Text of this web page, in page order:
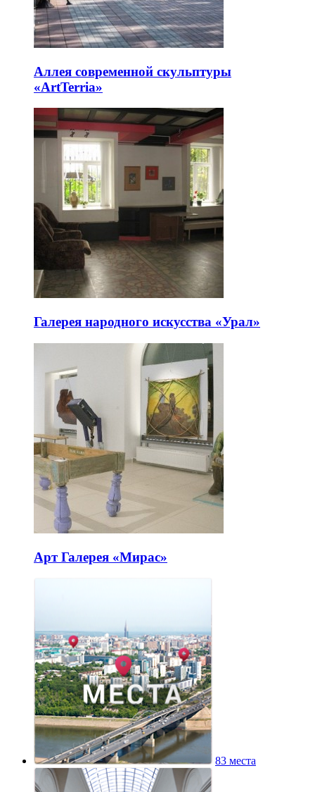
Аллея современной скульптуры
«ArtTerria»
Галерея народного искусства «Урал»
Арт Галерея «Мирас»
83 места